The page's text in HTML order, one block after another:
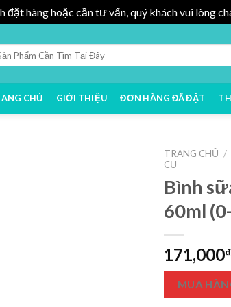
đặt hàng hoặc cần tư vấn, quý khách vui lòng
CHỦ GIỚI THIỆU ĐƠN HÀNG ĐÃ ĐẶT
TRANG CHỦ /
CỤ
Bình
60ml
171,000₫
MUA